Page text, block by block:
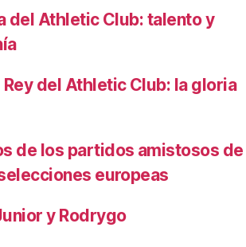
del Athletic Club: talento y
del Athletic Club: la gloria
de los partidos amistosos de
europeas
y Rodrygo